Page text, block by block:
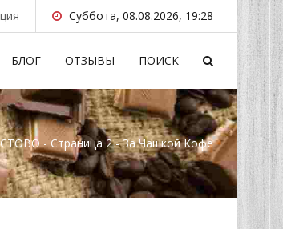
Суббота, 08.08.2026, 19:28
БЛОГ ОТЗЫВЫ ПОИСК
- Страница 2 - За Чашкой Кофе